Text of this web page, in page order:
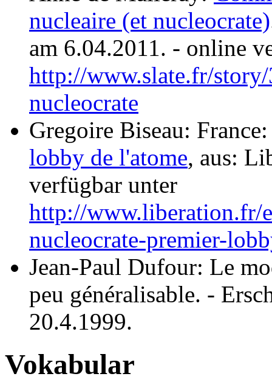
nucleaire (et nucleocrate)
am 6.04.2011. - online
http://www.slate.fr/
nucleocrate
Gregoire Biseau:
lobby de l'atome, aus:
verfügbar unter
http://www.liberation.fr/
nucleocrate-premier-
Jean-Paul Dufour: Le
peu généralisable. -
20.4.1999.
Vokabular